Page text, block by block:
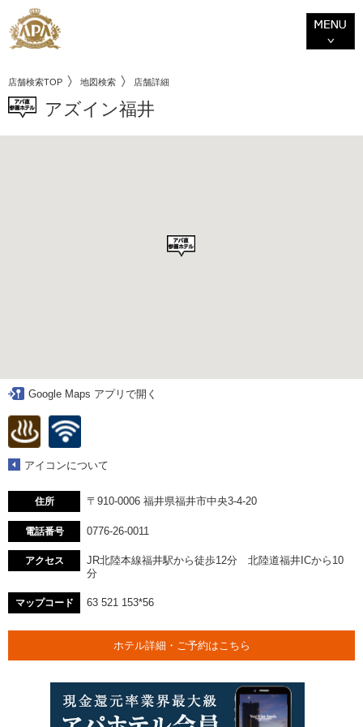
店舗検索TOP 地図検索 店舗詳細
アズイン福井
Google Maps アプリで開く
アイコンについて
住所 〒910-0006 福井県福井市中央3-4-20
電話番号 0776-26-0011
アクセス
JR北陸本線福井駅から徒歩12分 北陸道福井ICから10
分
マップコード 63 521 153*56
ホテル詳細・ご予約はこちら